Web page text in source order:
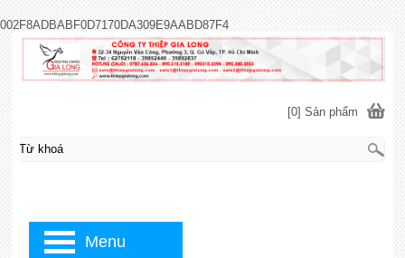
002F8ADBABF0D7170DA309E9AABD87F4
[0] Sản phẩm
Menu